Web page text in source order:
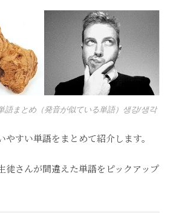
語まとめ（発音が似ている単語）생강/생각
すい単語をまとめて紹介します。
徒さんが間違えた単語をピックアップ